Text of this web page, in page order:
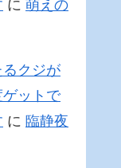
に 萌えの
クジが
ットで
に 臨静夜